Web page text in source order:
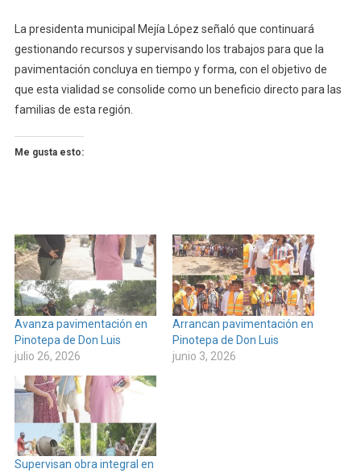
La presidenta municipal Mejía López señaló que continuará
gestionando recursos y supervisando los trabajos para que la
pavimentación concluya en tiempo y forma, con el objetivo de
que esta vialidad se consolide como un beneficio directo para las
familias de esta región.
Me gusta esto:
Avanza pavimentación en
Pinotepa de Don Luis
julio 26, 2026
Arrancan pavimentación en
Pinotepa de Don Luis
junio 3, 2026
Supervisan obra integral en